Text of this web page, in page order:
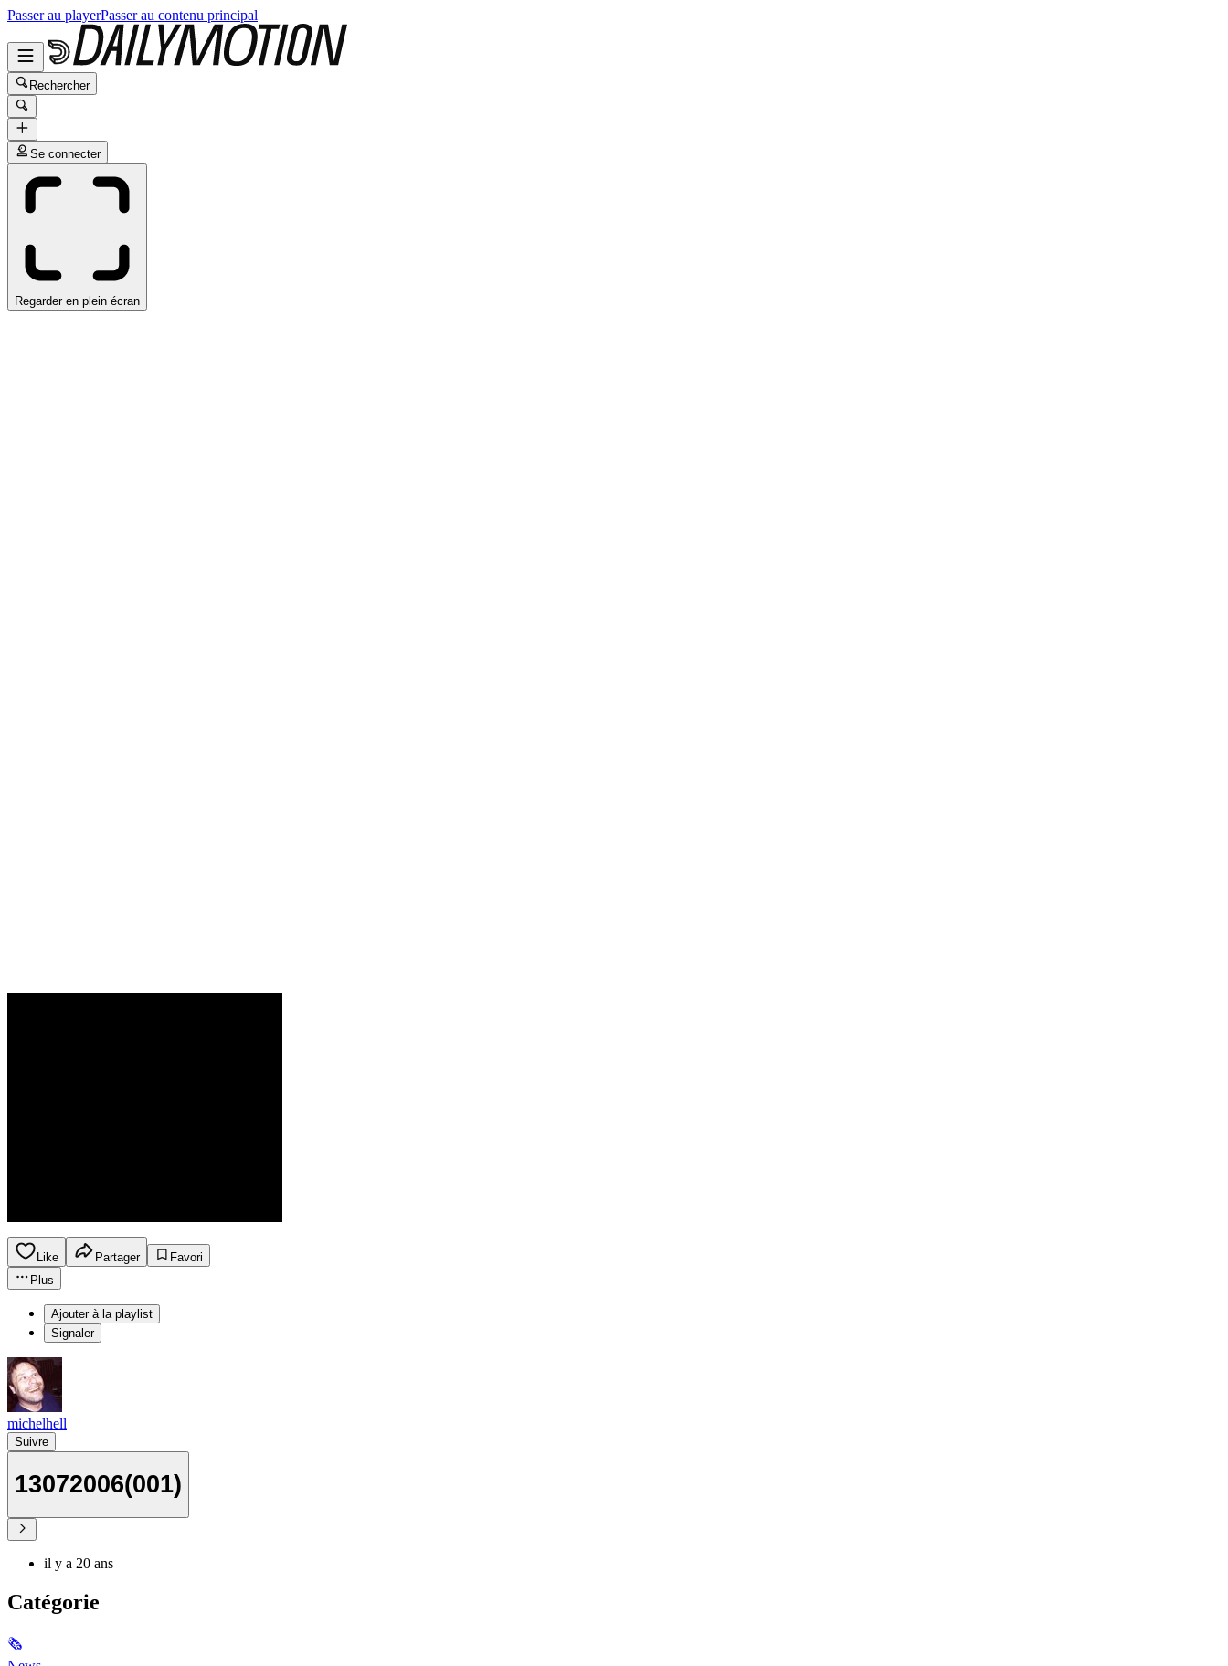
Passer au playerPasser au contenu principal
Rechercher
Se connecter
Regarder en plein écran
Like Partager
Favori
Plus
Ajouter à la playlist
Signaler
michelhell
Suivre
13072006(001)
il y a 20 ans
Catégorie
🗞